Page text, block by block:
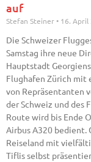
auf
Stefan Steiner 16. April
Die Schweizer
Samstag ihre neue
Hauptstadt
Flughafen Zürich
von Repräsentanten
der Schweiz und des
Route wird bis Ende
Airbus A320 bedient.
Reiseland mit
Tiflis selbst